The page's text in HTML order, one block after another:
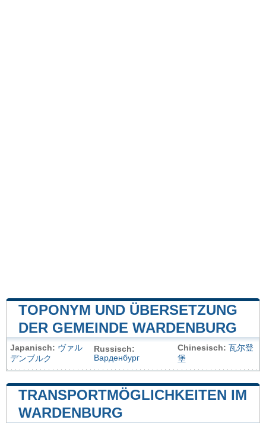
TOPONYM UND ÜBERSETZUNG
DER GEMEINDE WARDENBURG
Japanisch: ヴァル
デンブルク
Russisch:
Варденбург
Chinesisch: 瓦尔登
堡
TRANSPORTMÖGLICHKEITEN IM
WARDENBURG